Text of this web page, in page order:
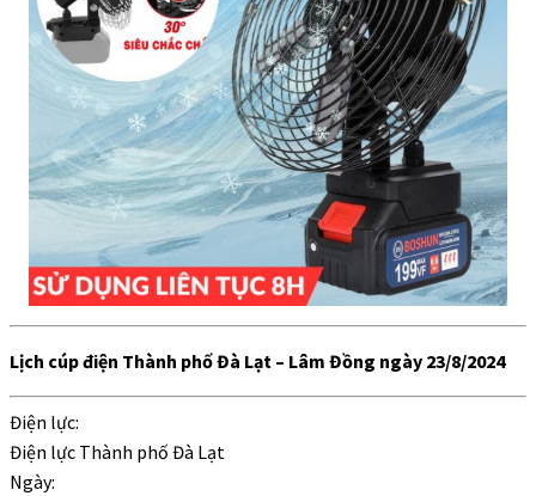
Lịch cúp điện Thành phố Đà Lạt – Lâm Đồng ngày 23/8/2024
Điện lực:
Điện lực Thành phố Đà Lạt
Ngày: